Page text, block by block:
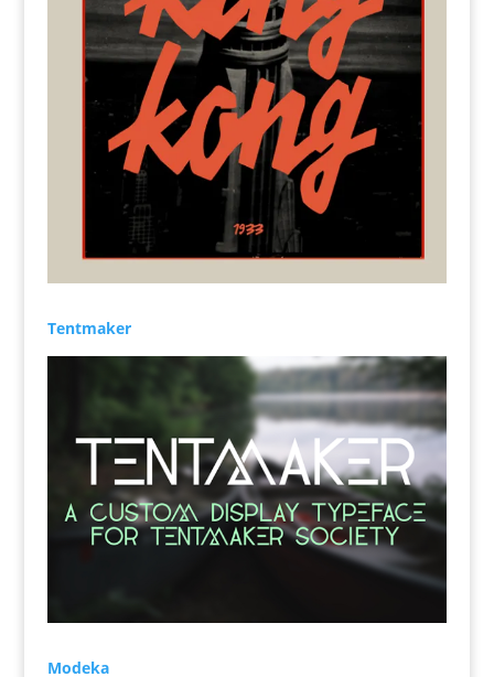
Tentmaker
Modeka